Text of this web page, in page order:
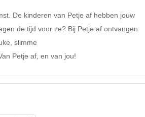
De kinderen van Petje af hebben jouw
de tijd voor ze? Bij Petje af ontvangen
slimme
Petje af, en van jou!